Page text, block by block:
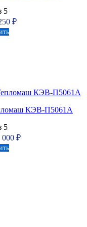
5
₽
КЭВ-П5061А
5
000 ₽